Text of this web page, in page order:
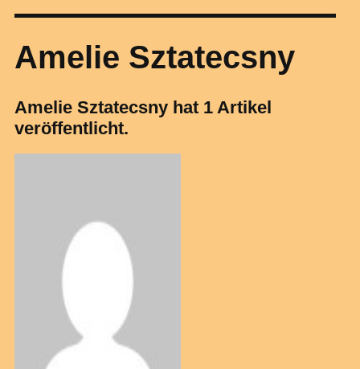
Amelie Sztatecsny
Amelie Sztatecsny hat 1 Artikel
veröffentlicht.